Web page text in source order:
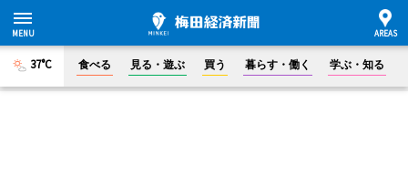
37°C 食べる 見る・遊ぶ 買う 暮らす・働く 学ぶ・知る